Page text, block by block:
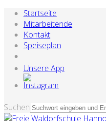
Startseite
Mitarbeitende
Kontakt
Speiseplan
Unsere App
Suchen